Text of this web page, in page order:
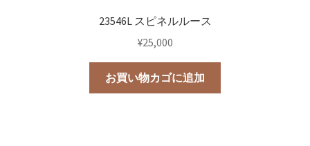
23546L スピネルルース
¥25,000
お買い物カゴに追加